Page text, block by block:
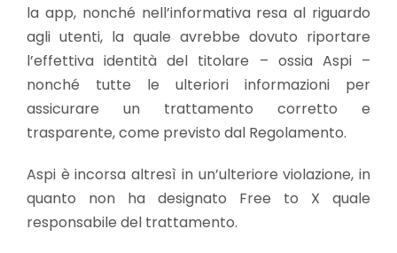
la app, nonché nell’informativa resa al riguardo
agli utenti, la quale avrebbe dovuto riportare
l’effettiva identità del titolare – ossia Aspi –
nonché tutte le ulteriori informazioni per
assicurare un trattamento corretto e
trasparente, come previsto dal Regolamento.
Aspi è incorsa altresì in un’ulteriore violazione, in
quanto non ha designato Free to X quale
responsabile del trattamento.